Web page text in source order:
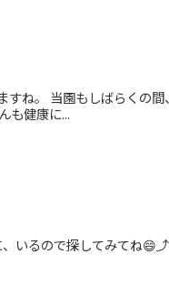
ね。 当園もしばらくの
も健康に...
、いるので探してみてね😄⤴️